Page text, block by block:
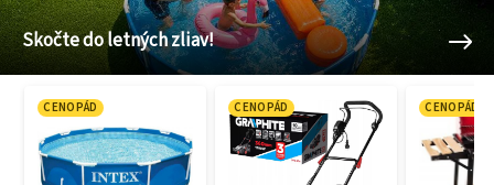
Skočte do letných zliav!
CENOPÁD CENOPÁD CENOPÁD